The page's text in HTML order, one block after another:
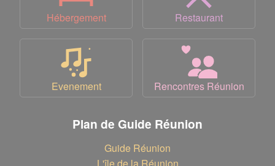
Hébergement Restaurant
Evenement Rencontres Réunion
Plan de Guide Réunion
Guide Réunion
L'île de la Réunion